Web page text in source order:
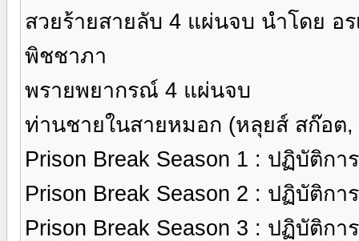
สวยร้ายสายลับ 4 แผ่นจบ นำโดย อ
พิชชาภา
พรายพยากรณ์ 4 แผ่นจบ
ท่านชายในสายหมอก (หลุยส์ สก๊อ
Prison Break Season 1 : ปฏิบัติก
Prison Break Season 2 : ปฏิบัติก
Prison Break Season 3 : ปฏิบัติก